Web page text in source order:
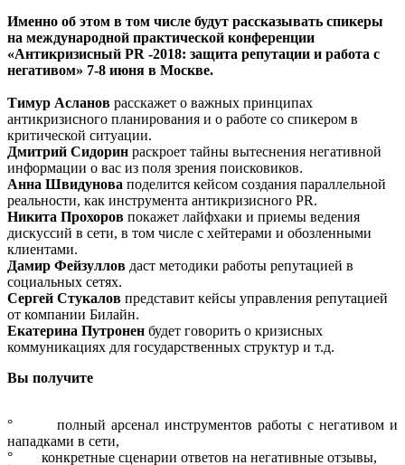
Именно об этом в том числе будут рассказывать спикеры
на международной практической конференции
«Антикризисный PR -2018: защита репутации и работа с
негативом» 7-8 июня в Москве.
Тимур Асланов расскажет о важных принципах
антикризисного планирования и о работе со спикером в
критической ситуации.
Дмитрий Сидорин раскроет тайны вытеснения негативной
информации о вас из поля зрения поисковиков.
Анна Швидунова поделится кейсом создания параллельной
реальности, как инструмента антикризисного PR.
Никита Прохоров покажет лайфхаки и приемы ведения
дискуссий в сети, в том числе с хейтерами и обозленными
клиентами.
Дамир Фейзуллов даст методики работы репутацией в
социальных сетях.
Сергей Стукалов представит кейсы управления репутацией
от компании Билайн.
Екатерина Путронен будет говорить о кризисных
коммуникациях для государственных структур и т.д.
Вы получите
° полный арсенал инструментов работы с негативом и
нападками в сети,
° конкретные сценарии ответов на негативные отзывы,